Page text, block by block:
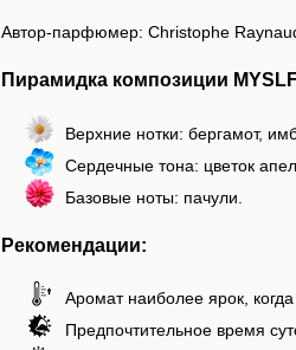
Автор-парфюмер: Christophe
Пирамидка композиции
Верхние нотки: бергамот,
Сердечные тона: цветок
Базовые ноты: пачули.
Рекомендации:
Аромат наиболее ярок,
Предпочтительное время